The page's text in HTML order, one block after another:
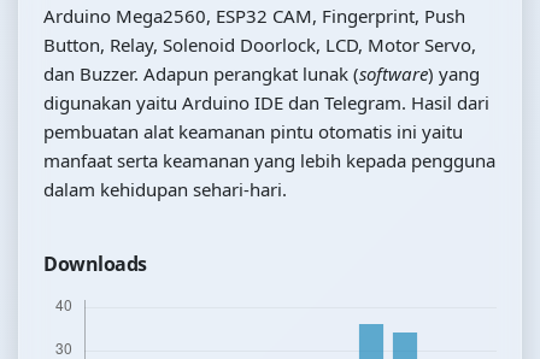
Arduino Mega2560, ESP32 CAM, Fingerprint, Push
Button, Relay, Solenoid Doorlock, LCD, Motor Servo,
dan Buzzer. Adapun perangkat lunak (software) yang
digunakan yaitu Arduino IDE dan Telegram. Hasil dari
pembuatan alat keamanan pintu otomatis ini yaitu
manfaat serta keamanan yang lebih kepada pengguna
dalam kehidupan sehari-hari.
Downloads